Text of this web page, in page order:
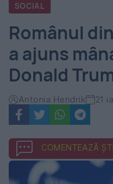
România
-
Evenimentul
Zilei
SOCIAL
Românul
a ajuns
Donald
Antonia Hendrik 21
COMENTEAZĂ